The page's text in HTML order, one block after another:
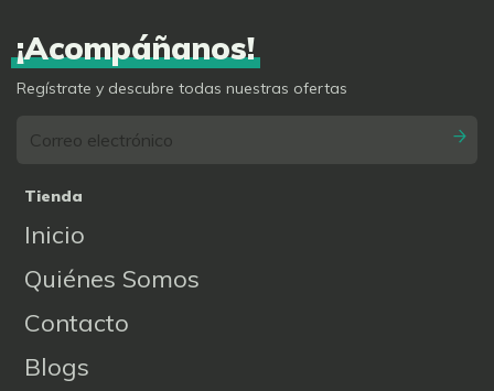
¡Acompáñanos!
Regístrate y descubre todas nuestras ofertas
Tienda
Inicio
Quiénes Somos
Contacto
Blogs